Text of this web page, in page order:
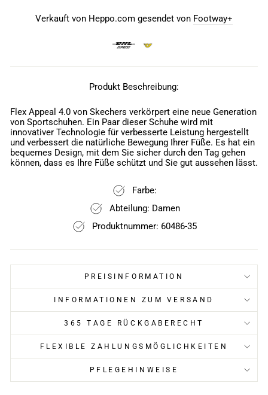
Verkauft von Heppo.com gesendet von Footway+
Produkt Beschreibung:
Flex Appeal 4.0 von Skechers verkörpert eine neue Generation
von Sportschuhen. Ein Paar dieser Schuhe wird mit
innovativer Technologie für verbesserte Leistung hergestellt
und verbessert die natürliche Bewegung Ihrer Füße. Es hat ein
bequemes Design, mit dem Sie sicher durch den Tag gehen
können, dass es Ihre Füße schützt und Sie gut aussehen lässt.
Farbe:
Abteilung: Damen
Produktnummer: 60486-35
PREISINFORMATION
INFORMATIONEN ZUM VERSAND
365 TAGE RÜCKGABERECHT
FLEXIBLE ZAHLUNGSMÖGLICHKEITEN
PFLEGEHINWEISE